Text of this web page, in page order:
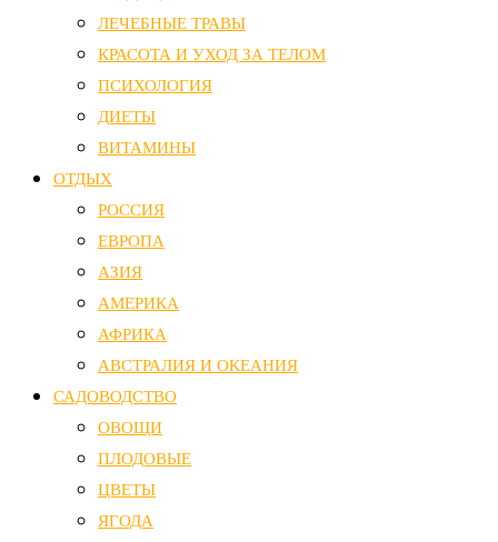
ЛЕЧЕБНЫЕ ТРАВЫ
КРАСОТА И УХОД ЗА ТЕЛОМ
ПСИХОЛОГИЯ
ДИЕТЫ
ВИТАМИНЫ
ОТДЫХ
РОССИЯ
ЕВРОПА
АЗИЯ
АМЕРИКА
АФРИКА
АВСТРАЛИЯ И ОКЕАНИЯ
САДОВОДСТВО
ОВОЩИ
ПЛОДОВЫЕ
ЦВЕТЫ
ЯГОДА